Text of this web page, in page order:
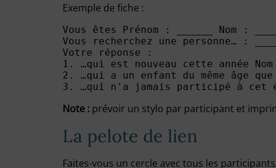
Exemple de fiche :
Vous êtes Prénom : ______ Nom :
Vous recherchez une personne… :
Votre réponse :
1. …qui est nouveau cette année Nom
2. …qui a un enfant du même âge que
Note : prévoir un stylo par participant et
La pelote de lien
Faites-vous un cercle avec tous les